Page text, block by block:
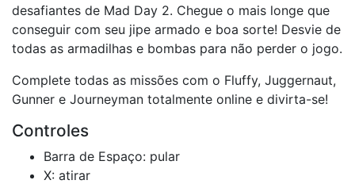
desafiantes de Mad Day 2. Chegue o mais longe que
conseguir com seu jipe armado e boa sorte! Desvie de
todas as armadilhas e bombas para não perder o jogo.
Complete todas as missões com o Fluffy, Juggernaut,
Gunner e Journeyman totalmente online e divirta-se!
Controles
Barra de Espaço: pular
X: atirar